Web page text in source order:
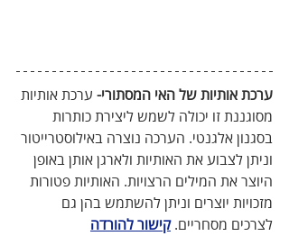
ערכת אותיות של האי המסתורי- ערכת אותיות
מסוגננת זו יכולה לשמש ליצירת כותרות
בסגנון אלגנטי. הערכה נוצרה באילוסטרייטור
וניתן לצבוע את האותיות ולארגן אותן באופן
היוצר את המילים הרצויות. האותיות פטורות
מזכויות יוצרים וניתן להשתמש בהן גם
לצרכים מסחריים. קישור להורדה